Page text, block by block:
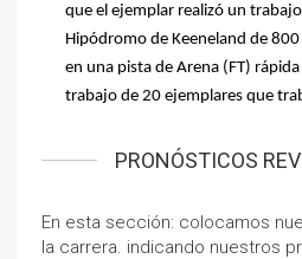
que el ejemplar realizó un trabajo
Hipódromo de Keeneland de
en una pista de Arena (FT) rápida
trabajo de 20 ejemplares que
PRONÓSTICOS
En esta sección: colocamos
la carrera. indicando nuestros